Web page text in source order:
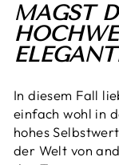
MAGST
In diesem Fall
einfach wohl in
hohes
der Welt von